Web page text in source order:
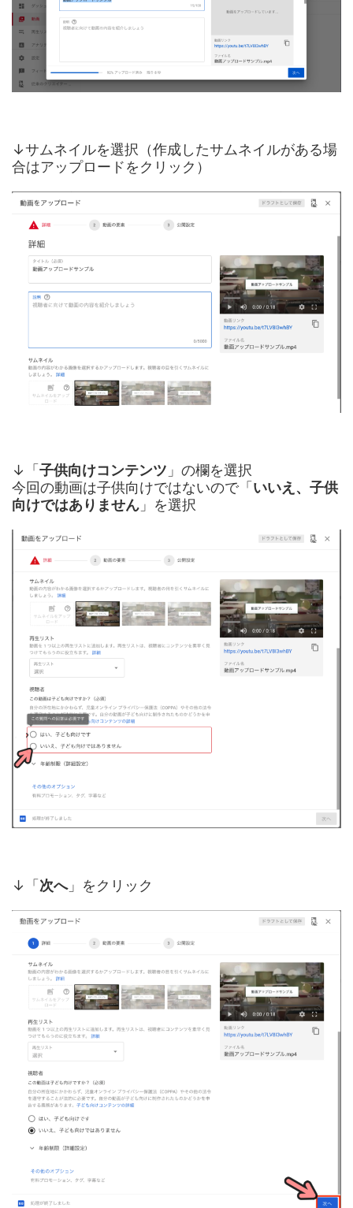
↓サムネイルを選択（作成したサムネイルがある場
合はアップロードをクリック）
↓「子供向けコンテンツ 」の欄を選択
今回の動画は子供向けではないので「いいえ、子供
向けではありません 」を選択
↓「 次へ」をクリック